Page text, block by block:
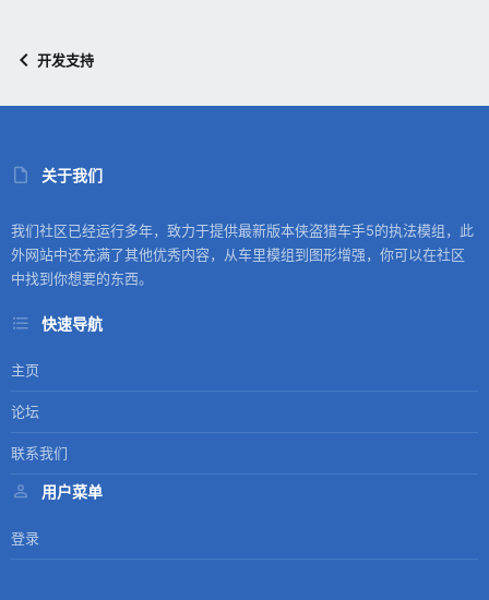
开发支持
关于我们
我们社区已经运行多年，致力于提供最新版本侠盗猎车手5的执法模组，此
外网站中还充满了其他优秀内容，从车里模组到图形增强，你可以在社区
中找到你想要的东西。
快速导航
主页
论坛
联系我们
用户菜单
登录